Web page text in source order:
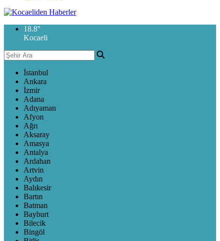
18.8°
Kocaeli
İstanbul
Ankara
İzmir
Adana
Adıyaman
Afyon
Ağrı
Aksaray
Amasya
Antalya
Ardahan
Artvin
Aydın
Balıkesir
Bartın
Batman
Bayburt
Bilecik
Bingöl